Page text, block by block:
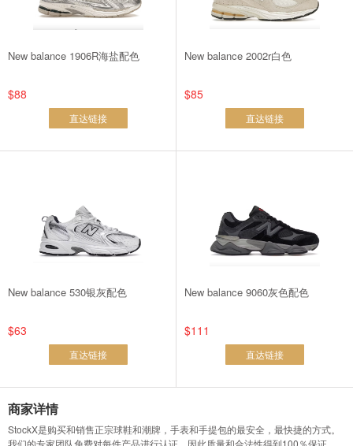
New balance 1906R海盐配色
$88
直达链接
New balance 2002r白色
$85
直达链接
New balance 530银灰配色
$63
直达链接
New balance 9060灰色配色
$111
直达链接
商家详情
StockX是购买和销售正宗球鞋和潮牌，手表和手提包的最安全，最快捷的方式。
我们的专家团队免费对每件产品进行认证，因此质量和合法性得到100％保证。